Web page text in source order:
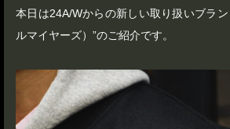
本日は24A/Wからの新しい取り扱いブラン
ルマイヤーズ）”のご紹介です。